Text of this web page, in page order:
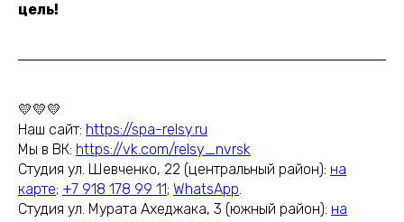
цель!
💛💛💛
Наш сайт: https://spa-relsy.ru
Мы в ВК: https://vk.com/relsy_nvrsk
Студия ул. Шевченко, 22 (центральный район): на
карте; +7 918 178 99 11; WhatsApp.
Студия ул. Мурата Ахеджака, 3 (южный район): на